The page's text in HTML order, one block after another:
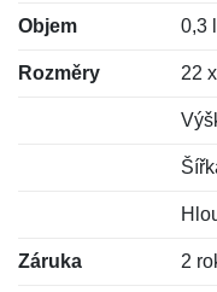
Objem 0,3
Rozměry 22
Záruka 2